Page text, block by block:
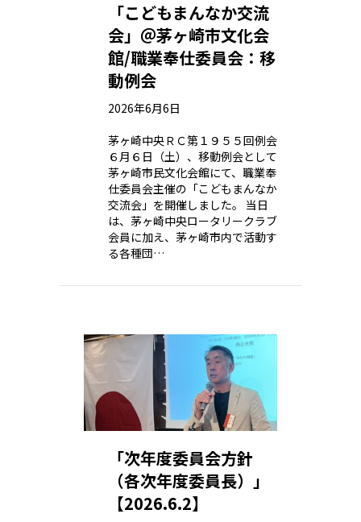
「こどもまんなか交流
会」＠茅ヶ崎市文化会
館/職業奉仕委員会：移
動例会
2026年6月6日
茅ヶ崎中央ＲＣ第１９５５回例会
６月６日（土）、移動例会として
茅ヶ崎市民文化会館にて、職業奉
仕委員会主催の「こどもまんなか
交流会」を開催しました。 当日
は、茅ヶ崎中央ロータリークラブ
会員に加え、茅ヶ崎市内で活動す
る各種団…
「次年度委員会方針
（各次年度委員長）」
【2026.6.2】